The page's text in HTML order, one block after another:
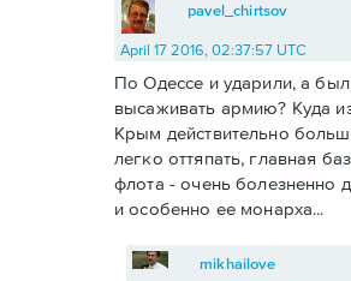
pavel_chirtsov
April 17 2016, 02:37:57 UTC
По Одессе и ударили, а
высаживать армию? Куда
Крым действительно
легко оттяпать, главная
флота - очень болезненно
и особенно ее монарха...
mikhailove